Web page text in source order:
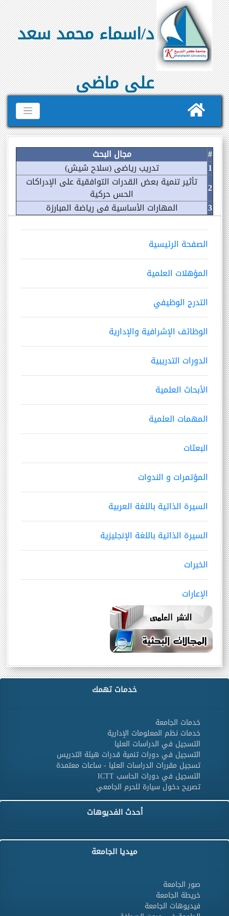
د/اسماء محمد سعد
على ماضى
الصفحة الرئيسية
المؤهلات العلمية
التدرج الوظيفي
الوظائف الإشرافية والإدارية
الدورات التدريبية
الأبحاث العلمية
المهمات العلمية
البعثات
المؤتمرات و الندوات
السيرة الذاتية باللغة العربية
السيرة الذاتية باللغة الإنجليزية
الخبرات
الإعارات
#
مجال البحث
1
تدريب رياضى (سلاح شيش)
2
تأثير تنمية بعض القدرات التوافقية على الإدراكات
الحس حركية
3
المهارات الأساسية فى رياضة المبارزة
خدمات تهمك
خدمات الجامعة
خدمات نظم المعلومات الإدارية
التسجيل في الدراسات العليا
التسجيل في دورات تنمية قدرات هيئة التدريس
تسجيل مقررات الدراسات العليا - ساعات معتمدة
التسجيل في دورات الحاسب ICTT
تصريح دخول سيارة للحرم الجامعي
أحدث الفديوهات
ميديا الجامعة
صور الجامعة
خريطة الجامعة
فيديوهات الجامعة